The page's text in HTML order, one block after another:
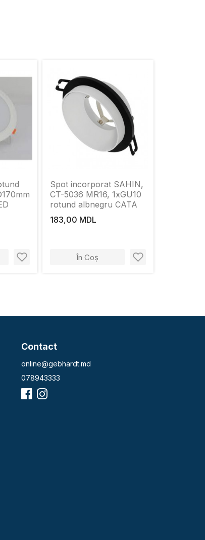
Spot incorporat SAHIN,
CT-5036 MR16, 1xGU10
rotund albnegru CATA
183,00 MDL
În Coș
Contact
online@gebhardt.md
078943333